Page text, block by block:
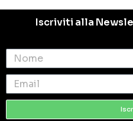
Iscriviti alla